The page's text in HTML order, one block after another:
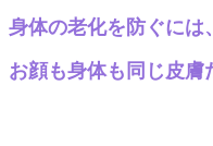
身体の老化を防ぐには
お顔も身体も同じ皮膚